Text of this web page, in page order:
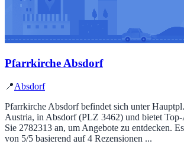
Pfarrkirche Absdorf
📍Absdorf
Pfarrkirche Absdorf befindet sich unter
Austria, in Absdorf (PLZ 3462) und bietet
Sie 2782313 an, um Angebote zu entdecken.
von 5/5 basierend auf 4 Rezensionen ...